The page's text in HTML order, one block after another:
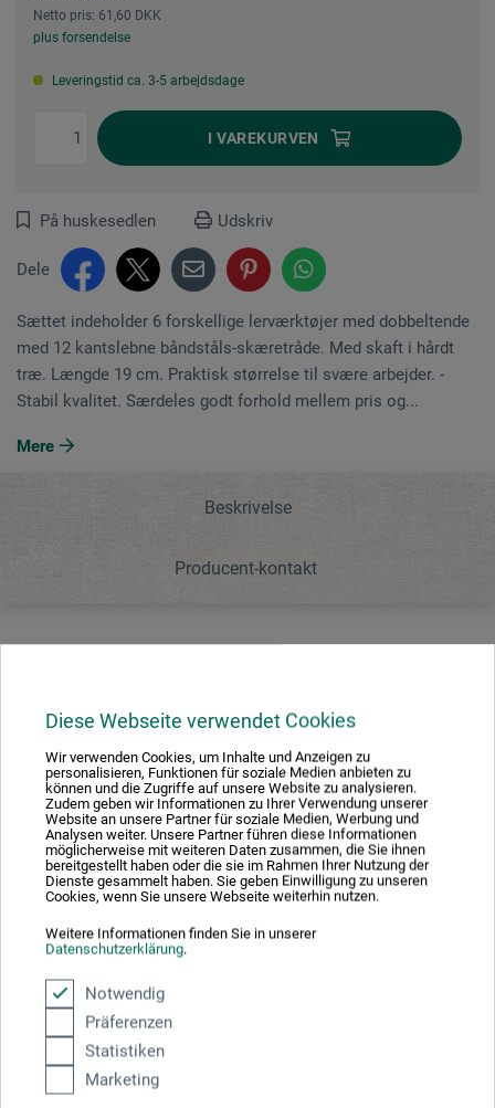
Diese Webseite verwendet Cookies
Wir verwenden Cookies, um Inhalte und Anzeigen zu
personalisieren, Funktionen für soziale Medien anbieten zu
können und die Zugriffe auf unsere Website zu analysieren.
Zudem geben wir Informationen zu Ihrer Verwendung unserer
Website an unsere Partner für soziale Medien, Werbung und
Analysen weiter. Unsere Partner führen diese Informationen
möglicherweise mit weiteren Daten zusammen, die Sie ihnen
bereitgestellt haben oder die sie im Rahmen Ihrer Nutzung der
Dienste gesammelt haben. Sie geben Einwilligung zu unseren
Cookies, wenn Sie unsere Webseite weiterhin nutzen.
Weitere Informationen finden Sie in unserer
Datenschutzerklärung.
Notwendig
Präferenzen
Statistiken
Marketing
Netto pris: 61,60 DKK
plus forsendelse
Leveringstid ca. 3-5 arbejdsdage
I VAREKURVEN
På huskesedlen Udskriv
Dele
Sættet indeholder 6 forskellige lerværktøjer med dobbeltende
med 12 kantslebne båndståls-skæretråde. Med skaft i hårdt
træ. Længde 19 cm. Praktisk størrelse til svære arbejder. ­
Stabil kvalitet. Særdeles godt forhold mellem pris og...
Mere
Beskrivelse
Producent-kontakt
Sættet indeholder 6 forskellige lerværktøjer med
dobbeltende med 12 kantslebne båndståls-skæretråde.
Med skaft i hårdt træ. Længde 19 cm. Praktisk størrelse
til svære arbejder. ­Stabil kvalitet. Særdeles godt forhold
mellem pris og kvalitet.
Producent-kontakt
Her finder du producentens kontaktoplysninger for dette